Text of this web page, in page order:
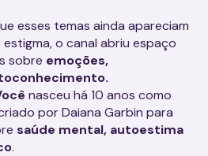
nasceu há 10 anos como
por Daiana Garbin para
saúde mental, autoestima
.
esses temas ainda apareciam
o canal abriu espaço
sobre emoções,